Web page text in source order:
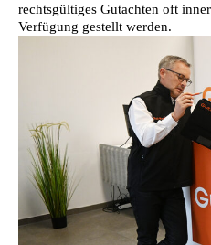
rechtsgültiges Gutachten oft
Verfügung gestellt werden.